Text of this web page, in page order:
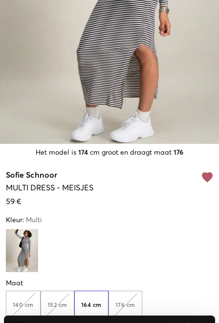
Het model is 174 cm groot en draagt maat 176
Sofie Schnoor
MULTI
DRESS - MEISJES
59 €
Kleur: Multi
Maat
140 cm 152 cm 164 cm 176 cm